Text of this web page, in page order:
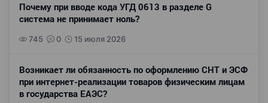
Почему при вводе кода УГД 0613 в разделе G
система не принимает ноль?
745 0 15 июля 2026
Возникает ли обязанность по оформлению СНТ и ЭСФ
при интернет-реализации товаров физическим лицам
в государства ЕАЭС?